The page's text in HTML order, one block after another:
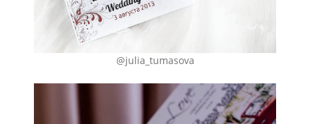
@julia_tumasova